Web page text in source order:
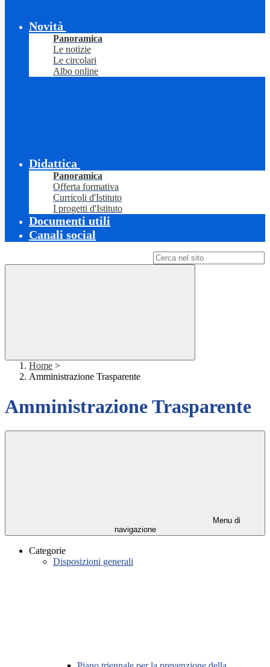
Novità
Panoramica
Le notizie
Le circolari
Albo online
Didattica
Panoramica
Offerta formativa
Curricoli d'Istituto
I progetti d'Istituto
Documenti utili
Canali social
Home >
Amministrazione Trasparente
Amministrazione Trasparente
Menu di
navigazione
Categorie
Disposizioni generali